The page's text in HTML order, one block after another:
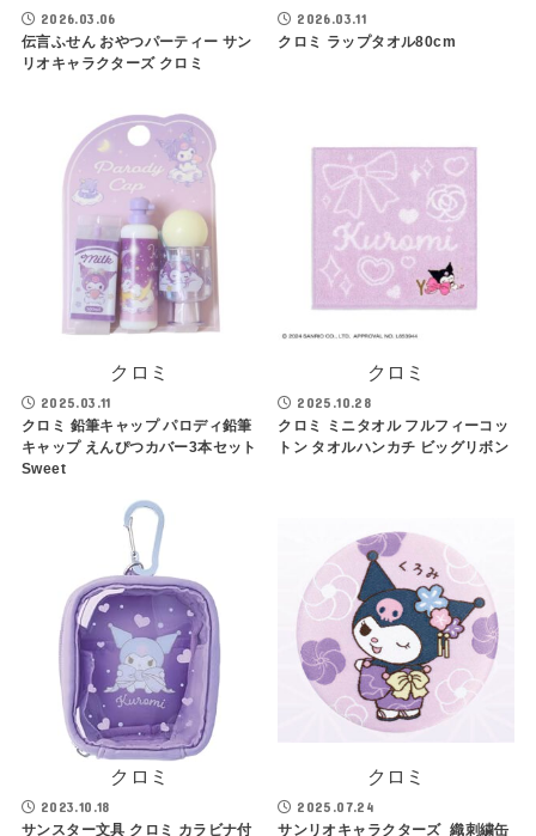
2026.03.06
伝言ふせん おやつパーティー サン
リオキャラクターズ クロミ
2026.03.11
クロミ ラップタオル80cm
クロミ
2025.03.11
クロミ 鉛筆キャップ パロディ鉛筆
キャップ えんぴつカバー3本セット
Sweet
クロミ
2025.10.28
クロミ ミニタオル フルフィーコッ
トン タオルハンカチ ビッグリボン
クロミ
2023.10.18
サンスター文具 クロミ カラビナ付
クロミ
2025.07.24
サンリオキャラクターズ_織刺繍缶